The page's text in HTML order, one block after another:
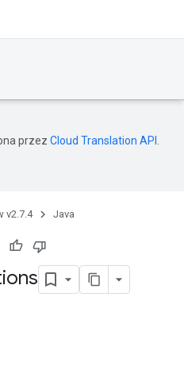
przez Cloud Translation API
v2.7.4 Java